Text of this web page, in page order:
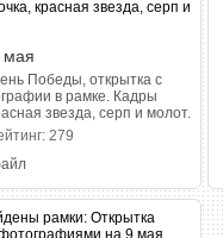
мая
Победы, открытка с
в рамке. Кадры
звезда, серп и молот.
279